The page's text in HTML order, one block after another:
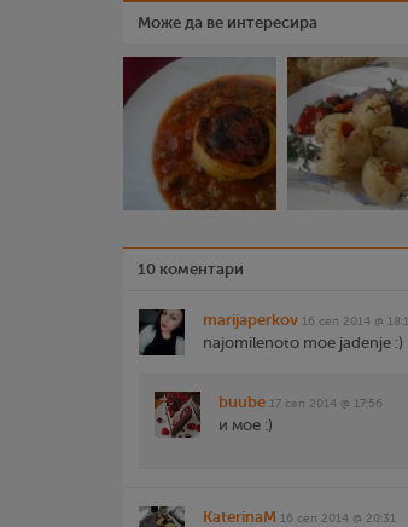
Може да ве интересира
10 коментари
marijaperkov 16 сеп 2014 @
najomilenoto moe jadenje :)
buube 17 сеп 2014 @ 17:56
и мое :)
KaterinaM 16 сеп 2014 @ 20:31